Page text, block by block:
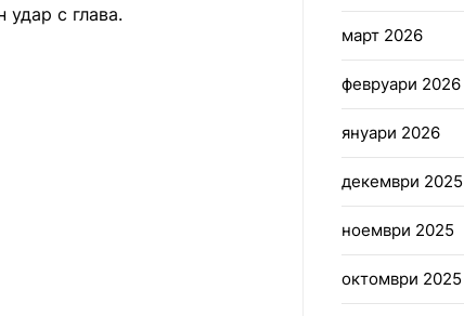
с глава.
март 2026
февруари 2026
януари 2026
декември 2025
ноември 2025
октомври 2025